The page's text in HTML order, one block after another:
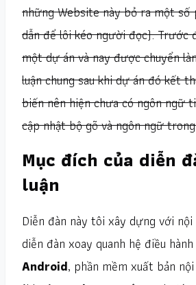
những Website này bỏ ra một
dẫn để lôi kéo người đọc). Trước
một dự án và nay được chuyển
luận chung sau khi dự án đó kết
biến nên hiện chưa có ngôn ngữ
cập nhật bộ gõ và ngôn ngữ
Mục đích của diễn
luận
Diễn đàn này tôi xây dựng với nội
diễn đàn xoay quanh hệ điều hành
Android, phần mềm xuất bản